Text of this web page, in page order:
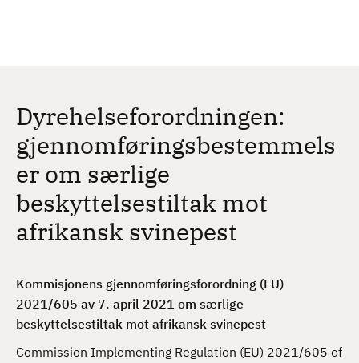
Dyrehelseforordningen:
gjennomføringsbestemmels
er om særlige
beskyttelsestiltak mot
afrikansk svinepest
Kommisjonens gjennomføringsforordning (EU)
2021/605 av 7. april 2021 om særlige
beskyttelsestiltak mot afrikansk svinepest
Commission Implementing Regulation (EU) 2021/605 of